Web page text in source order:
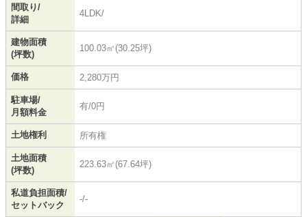
間取り/
詳細
4LDK/
建物面積
(坪数)
100.03㎡(30.25坪)
価格 2,280万円
駐車場/
月額料金
有/0円
土地権利 所有権
土地面積
(坪数)
223.63㎡(67.64坪)
私道負担面積/
セットバック
-/-